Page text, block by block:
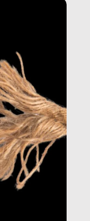
vita